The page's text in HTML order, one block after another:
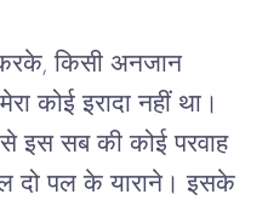
किसी अनजान
कोई इरादा नहीं था।
इस सब की कोई परवाह
दो पल के याराने। इसके